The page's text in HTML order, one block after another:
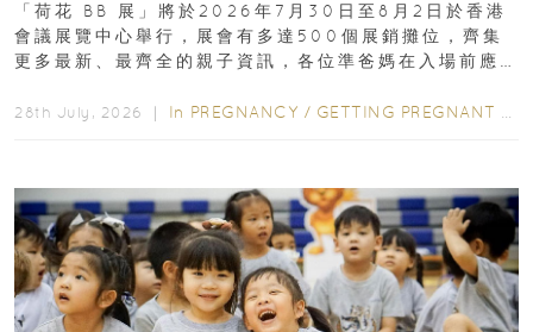
「荷花 BB 展」將於2026年7月30日至8月2日於香港
會議展覽中心舉行，展會有多達500個展銷攤位，齊集
更多最新、最齊全的親子資訊，各位準爸媽在入場前應
28th July, 2026 ｜ In PREGNANCY / GETTING PREGNANT